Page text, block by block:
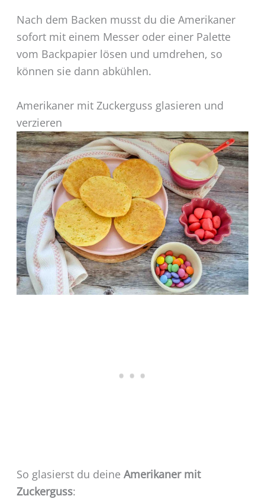
Nach dem Backen musst du die Amerikaner
sofort mit einem Messer oder einer Palette
vom Backpapier lösen und umdrehen, so
können sie dann abkühlen.
Amerikaner mit Zuckerguss glasieren und
verzieren
So glasierst du deine Amerikaner mit
Zuckerguss: